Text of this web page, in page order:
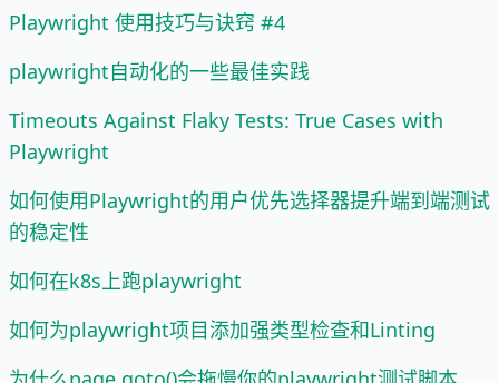
Playwright 使用技巧与诀窍 #4
playwright自动化的一些最佳实践
Timeouts Against Flaky Tests: True Cases with
Playwright
如何使用Playwright的用户优先选择器提升端到端测试
的稳定性
如何在k8s上跑playwright
如何为playwright项目添加强类型检查和Linting